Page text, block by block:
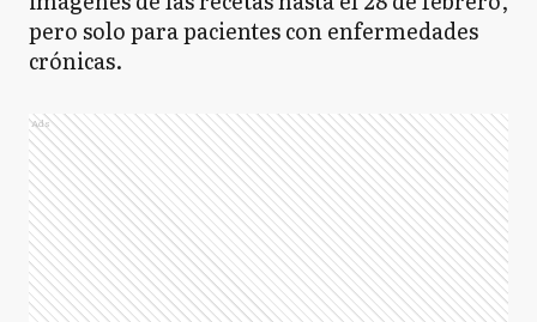
pero solo para pacientes con enfermedades
crónicas.
Ads